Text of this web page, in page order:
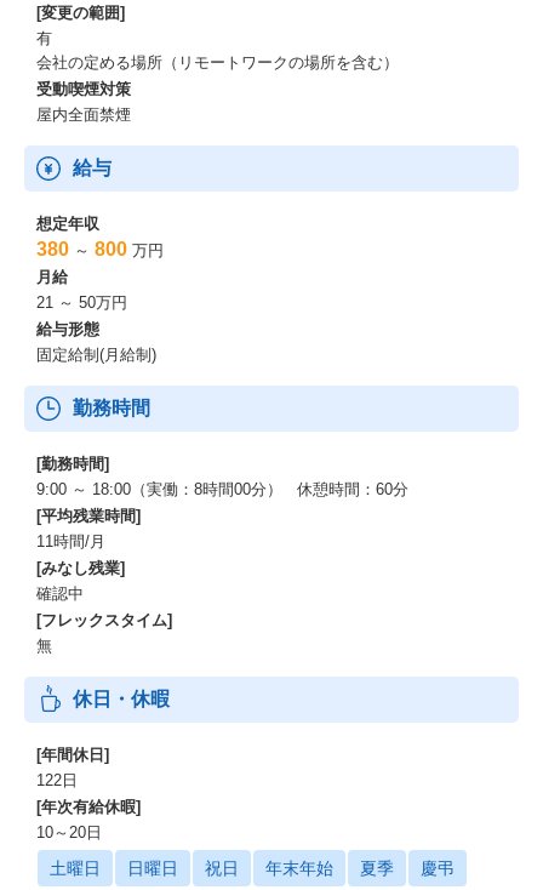
[変更の範囲]
有
会社の定める場所（リモートワークの場所を含む）
受動喫煙対策
屋内全面禁煙
給与
想定年収
380 ～ 800 万円
月給
21 ～ 50万円
給与形態
固定給制(月給制)
勤務時間
[勤務時間]
9:00 ～ 18:00（実働：8時間00分） 休憩時間：60分
[平均残業時間]
11時間/月
[みなし残業]
確認中
[フレックスタイム]
無
休日・休暇
[年間休日]
122日
[年次有給休暇]
10～20日
土曜日 日曜日 祝日 年末年始 夏季 慶弔